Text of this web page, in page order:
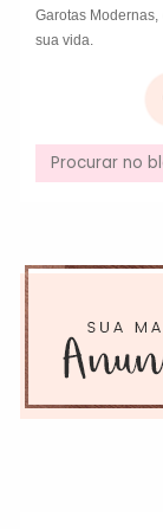
Garotas
sua vida.